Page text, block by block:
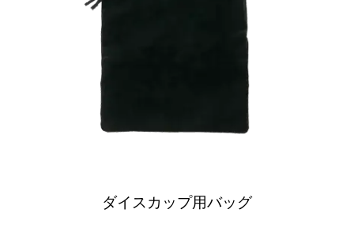
ダイスカップ用バッグ